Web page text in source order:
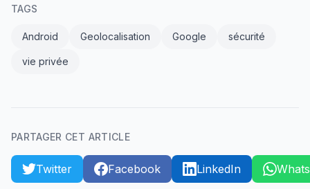
TAGS
Android Geolocalisation Google sécurité
vie privée
PARTAGER CET ARTICLE
Twitter Facebook LinkedIn